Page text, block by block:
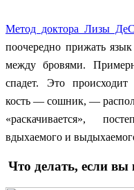
Метод доктора Лизы
поочередно прижать
между бровями.
спадет. Это
кость — сошник, —
«раскачивается»,
вдыхаемого и
Что делать, если вы